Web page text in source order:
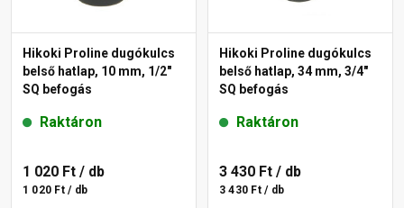
Hikoki Proline dugókulcs
belső hatlap, 10 mm, 1/2"
SQ befogás
Raktáron
1 020 Ft / db
1 020 Ft / db
Hikoki Proline dugókulcs
belső hatlap, 34 mm, 3/4"
SQ befogás
Raktáron
3 430 Ft / db
3 430 Ft / db